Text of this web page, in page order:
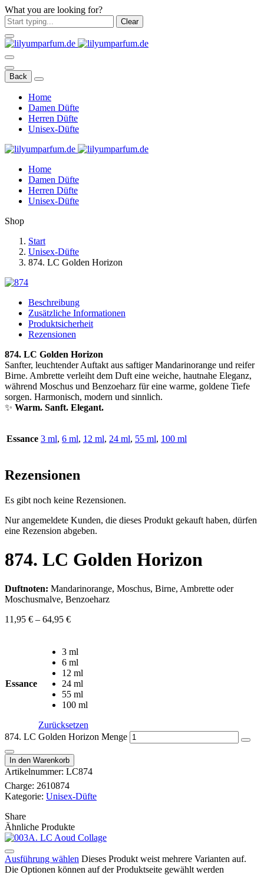
What you are looking for?
Clear
Back
Home
Damen Düfte
Herren Düfte
Unisex-Düfte
Home
Damen Düfte
Herren Düfte
Unisex-Düfte
Shop
Start
Unisex-Düfte
874. LC Golden Horizon
Beschreibung
Zusätzliche Informationen
Produktsicherheit
Rezensionen
874. LC Golden Horizon
Sanfter, leuchtender Auftakt aus saftiger Mandarinorange und reifer
Birne. Ambrette verleiht dem Duft eine weiche, hautnahe Eleganz,
während Moschus und Benzoeharz für eine warme, goldene Tiefe
sorgen. Harmonisch, modern und sinnlich.
✨ Warm. Sanft. Elegant.
Essance 3 ml, 6 ml, 12 ml, 24 ml, 55 ml, 100 ml
Rezensionen
Es gibt noch keine Rezensionen.
Nur angemeldete Kunden, die dieses Produkt gekauft haben, dürfen
eine Rezension abgeben.
874. LC Golden Horizon
Duftnoten: Mandarinorange, Moschus, Birne, Ambrette oder
Moschusmalve, Benzoeharz
11,95 € – 64,95 €
Essance
3 ml
6 ml
12 ml
24 ml
55 ml
100 ml
Zurücksetzen
874. LC Golden Horizon Menge
In den Warenkorb
Artikelnummer: LC874
Charge: 2610874
Kategorie: Unisex-Düfte
Share
Ähnliche Produkte
Ausführung wählen Dieses Produkt weist mehrere Varianten auf.
Die Optionen können auf der Produktseite gewählt werden